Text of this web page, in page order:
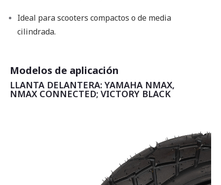
Ideal para scooters compactos o de media
cilindrada.
Modelos de aplicación
LLANTA DELANTERA: YAMAHA NMAX,
NMAX CONNECTED; VICTORY BLACK